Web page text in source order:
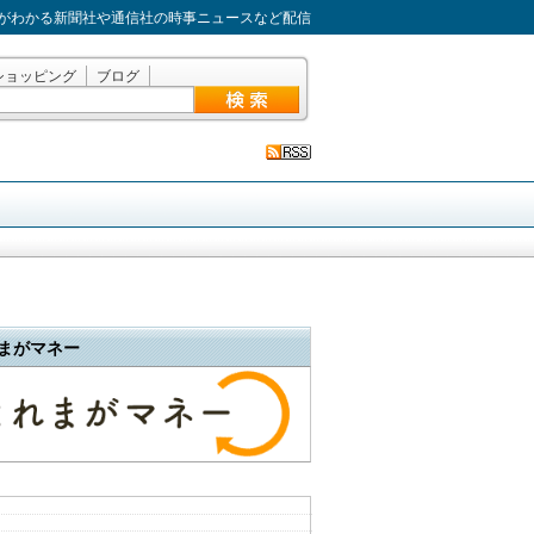
わかる新聞社や通信社の時事ニュースなど配信
ョッピング ブログ
がマネー